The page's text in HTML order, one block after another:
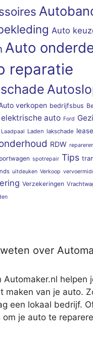
Auto
Auto
reparatie
verkopen bedrijfsbus
elektrische auto Ford
Laadpaal Laden lakschade lease
RDW
spotrepair Tips
uitdeuken Verkoop
Verzekeringen
over
Automaker.nl helpen
maken van je auto.
een lokaal bedrijf.
om je auto te